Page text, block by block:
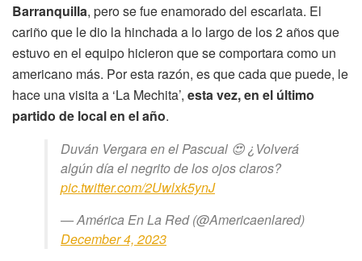
Barranquilla, pero se fue enamorado del escarlata. El
cariño que le dio la hinchada a lo largo de los 2 años que
estuvo en el equipo hicieron que se comportara como un
americano más. Por esta razón, es que cada que puede, le
hace una visita a ‘La Mechita’, esta vez, en el último
partido de local en el año.
Duván Vergara en el Pascual 😍 ¿Volverá
algún día el negrito de los ojos claros?
pic.twitter.com/2Uwlxk5ynJ
— América En La Red (@Americaenlared)
December 4, 2023